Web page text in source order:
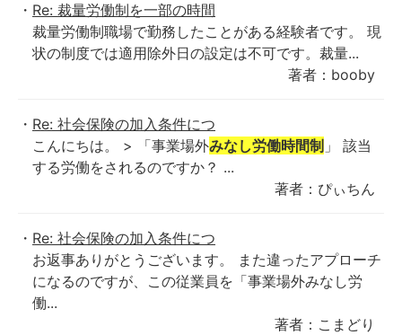
Re: 裁量労働制を一部の時間
裁量労働制職場で勤務したことがある経験者です。 現
状の制度では適用除外日の設定は不可です。裁量...
著者：booby
Re: 社会保険の加入条件につ
こんにちは。 > 「事業場外みなし労働時間制 」 該当
する労働をされるのですか？ ...
著者：ぴぃちん
Re: 社会保険の加入条件につ
お返事ありがとうございます。 また違ったアプローチ
になるのですが、この従業員を「事業場外みなし労
働...
著者：こまどり